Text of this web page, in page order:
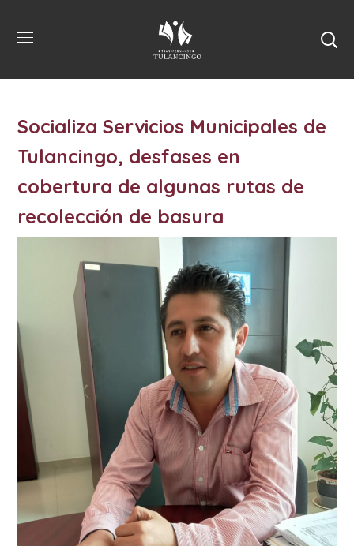
Socializa Servicios Municipales de
Tulancingo, desfases en
cobertura de algunas rutas de
recolección de basura